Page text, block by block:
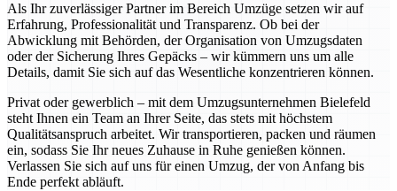
Als Ihr zuverlässiger Partner im Bereich Umzüge setzen wir auf
Erfahrung, Professionalität und Transparenz. Ob bei der
Abwicklung mit Behörden, der Organisation von Umzugsdaten
oder der Sicherung Ihres Gepäcks – wir kümmern uns um alle
Details, damit Sie sich auf das Wesentliche konzentrieren können.
Privat oder gewerblich – mit dem Umzugsunternehmen Bielefeld
steht Ihnen ein Team an Ihrer Seite, das stets mit höchstem
Qualitätsanspruch arbeitet. Wir transportieren, packen und räumen
ein, sodass Sie Ihr neues Zuhause in Ruhe genießen können.
Verlassen Sie sich auf uns für einen Umzug, der von Anfang bis
Ende perfekt abläuft.